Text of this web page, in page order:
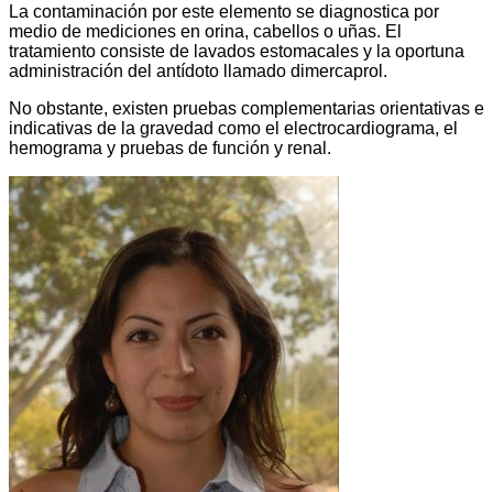
La contaminación por este elemento se diagnostica por
medio de mediciones en orina, cabellos o uñas. El
tratamiento consiste de lavados estomacales y la oportuna
administración del antídoto llamado dimercaprol.
No obstante, existen pruebas complementarias orientativas e
indicativas de la gravedad como el electrocardiograma, el
hemograma y pruebas de función y renal.